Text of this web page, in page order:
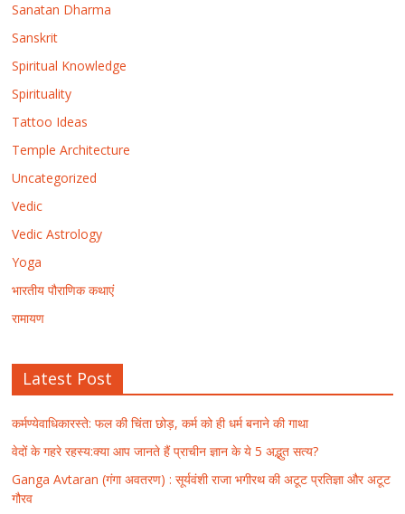
Sanatan Dharma
Sanskrit
Spiritual Knowledge
Spirituality
Tattoo Ideas
Temple Architecture
Uncategorized
Vedic
Vedic Astrology
Yoga
भारतीय पौराणिक कथाएं
रामायण
Latest Post
कर्मण्येवाधिकारस्ते: फल की चिंता छोड़, कर्म को ही धर्म बनाने की गाथा
वेदों के गहरे रहस्य:क्या आप जानते हैं प्राचीन ज्ञान के ये 5 अद्भुत सत्य?
Ganga Avtaran (गंगा अवतरण) : सूर्यवंशी राजा भगीरथ की अटूट प्रतिज्ञा और अटूट
गौरव